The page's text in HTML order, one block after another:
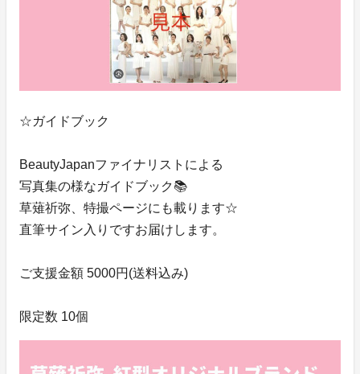
☆ガイドブック
BeautyJapanファイナリストによる
写真集の様なガイドブック📚
草薙祈弥、特撮ページにも載ります☆
直筆サイン入りですお届けします。
ご支援金額 5000円(送料込み)
限定数 10個